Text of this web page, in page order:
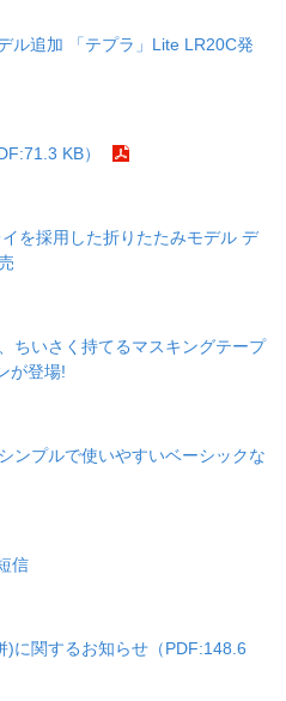
ル追加 「テプラ」Lite LR20C発
KB）
を採用した折りたたみモデル デ
ちいさく持てるマスキングテープ
が登場!
ンプルで使いやすいベーシックな
信
に関するお知らせ（PDF:148.6